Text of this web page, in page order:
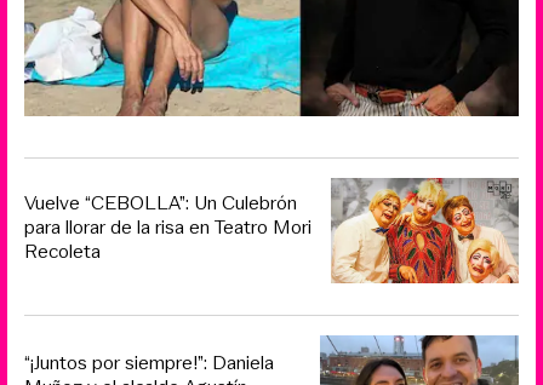
Vuelve “CEBOLLA”: Un Culebrón
para llorar de la risa en Teatro Mori
Recoleta
“¡Juntos por siempre!”: Daniela